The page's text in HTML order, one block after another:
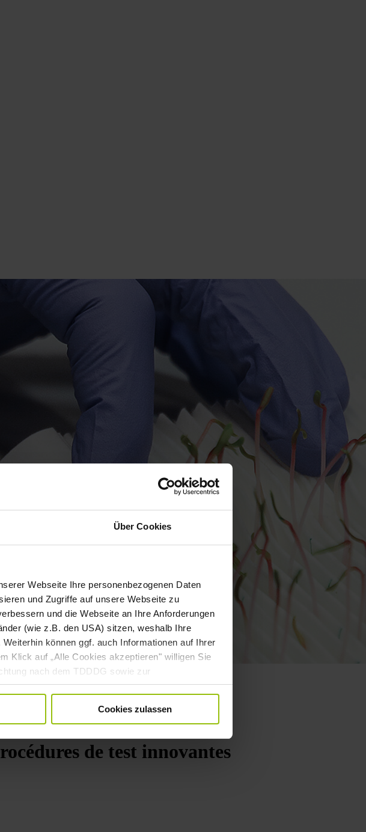
Über Cookies
Webseite Ihre personenbezogenen Daten
und Zugriffe auf unsere Webseite zu
und die Webseite an Ihre Anforderungen
(wie z.B. den USA) sitzen, weshalb Ihre
können ggf. auch Informationen auf Ihrer
Klick auf „Alle Cookies akzeptieren" willigen Sie
nach dem TDDDG sowie zur
Zwecke nach der DSGVO gebündelt ein. Die
Datenschutzerklärung.
Cookies zulassen
de test innovantes